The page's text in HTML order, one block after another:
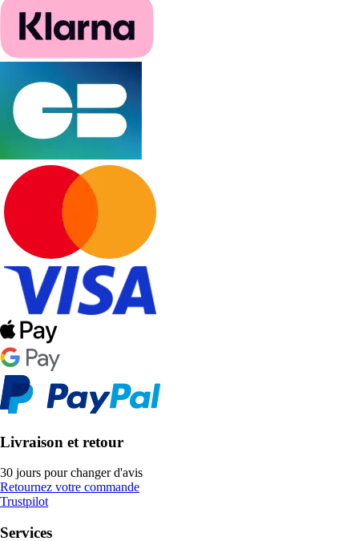
Livraison et retour
30 jours pour changer d'avis
Retournez votre commande
Trustpilot
Services